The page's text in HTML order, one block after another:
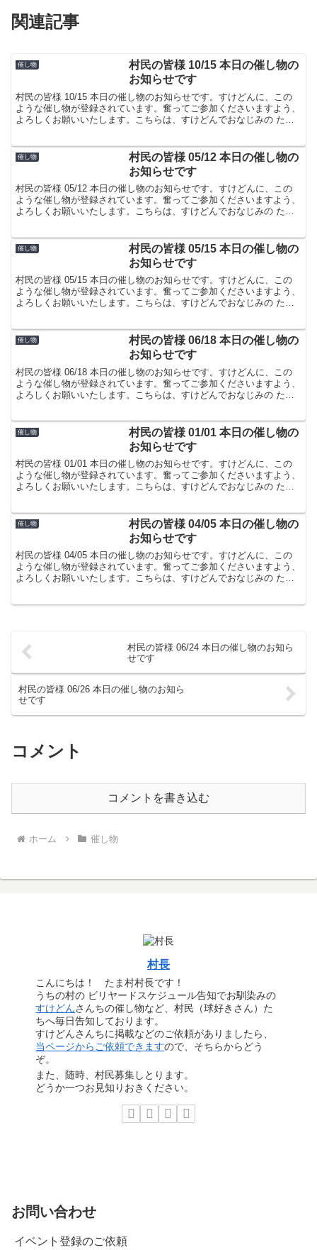
関連記事
催し物
村民の皆様 10/15 本日の催し物の
お知らせです
村民の皆様 10/15 本日の催し物のお知らせです。すけどんに、この
ような催し物が登録されています。奮ってご参加くださいますよう、
よろしくお願いいたします。こちらは、すけどんでおなじみの たま
催し物
村民の皆様 05/12 本日の催し物の
お知らせです
村民の皆様 05/12 本日の催し物のお知らせです。すけどんに、この
ような催し物が登録されています。奮ってご参加くださいますよう、
よろしくお願いいたします。こちらは、すけどんでおなじみの たま
催し物
村民の皆様 05/15 本日の催し物の
お知らせです
村民の皆様 05/15 本日の催し物のお知らせです。すけどんに、この
ような催し物が登録されています。奮ってご参加くださいますよう、
よろしくお願いいたします。こちらは、すけどんでおなじみの たま
催し物
村民の皆様 06/18 本日の催し物の
お知らせです
村民の皆様 06/18 本日の催し物のお知らせです。すけどんに、この
ような催し物が登録されています。奮ってご参加くださいますよう、
よろしくお願いいたします。こちらは、すけどんでおなじみの たま
催し物
村民の皆様 01/01 本日の催し物の
お知らせです
村民の皆様 01/01 本日の催し物のお知らせです。すけどんに、この
ような催し物が登録されています。奮ってご参加くださいますよう、
よろしくお願いいたします。こちらは、すけどんでおなじみの たま
催し物
村民の皆様 04/05 本日の催し物の
お知らせです
村民の皆様 04/05 本日の催し物のお知らせです。すけどんに、この
ような催し物が登録されています。奮ってご参加くださいますよう、
よろしくお願いいたします。こちらは、すけどんでおなじみの たま
村民の皆様 06/24 本日の催し物のお知ら
せです
村民の皆様 06/26 本日の催し物のお知ら
せです
コメント
コメントを書き込む
ホーム 催し物
村長
こんにちは！ たま村村長です！
うちの村の ビリヤードスケジュール告知でお馴染みの
すけどんさんちの催し物など、村民（球好きさん）た
ちへ毎日告知しております。
すけどんさんちに掲載などのご依頼がありましたら、
当ページからご依頼できますので、そちらからどう
ぞ。
また、随時、村民募集しとります。
どうか一つお見知りおきください。
お問い合わせ
イベント登録のご依頼